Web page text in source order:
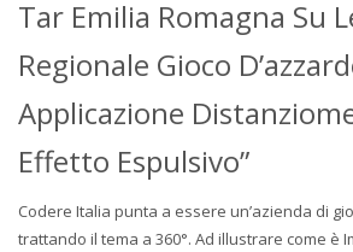
Tar Emilia Romagna Su
Regionale Gioco
Applicazione
Effetto Espulsivo”
Codere Italia punta a essere un’azienda di
trattando il tema a 360°. Ad illustrare come è